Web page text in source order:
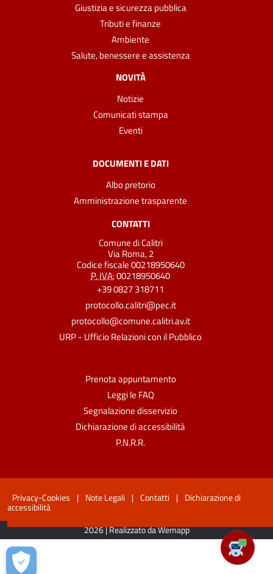
Giustizia e sicurezza pubblica
Tributi e finanze
Ambiente
Salute, benessere e assistenza
NOVITÀ
Notizie
Comunicati stampa
Eventi
DOCUMENTI E DATI
Albo pretorio
Amministrazione trasparente
CONTATTI
Comune di Calitri
Via Roma, 2
Codice fiscale 00218950640
P. IVA:00218950640
+39 0827 318711
protocollo.calitri@pec.it
protocollo@comune.calitri.av.it
URP - Ufficio Relazioni con il Pubblico
Prenota appuntamento
Leggi le FAQ
Segnalazione disservizio
Dichiarazione di accessibilità
P.N.R.R.
Privacy-Cookies | Note Legali | Contatti | Dichiarazione di
accessibilità
2026 | Realizzato da Wemapp